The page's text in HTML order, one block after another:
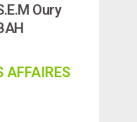
Oury
AFFAIRES